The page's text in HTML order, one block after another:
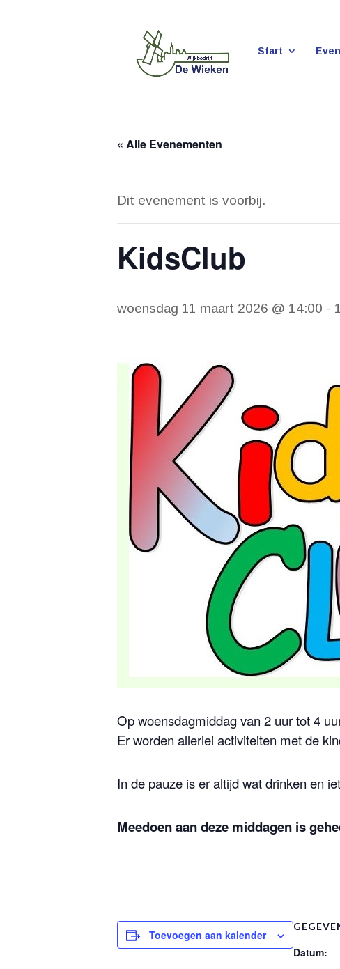
Start
« Alle Evenementen
Dit evenement is voorbij.
KidsClub
woensdag 11 maart 2026 @ 14:00 -
Op woensdagmiddag van 2 uur tot 4
Er worden allerlei activiteiten met de
In de pauze is er altijd wat drinken en
Meedoen aan deze middagen is
Toevoegen aan kalender
Datum: